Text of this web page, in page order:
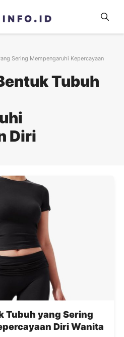
Tubuh
Diri
Sering Mempengaruhi Kepercayaan
Tubuh yang Sering
Diri Wanita